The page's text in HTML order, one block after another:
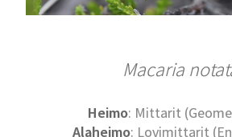
Macaria
Heimo: Mittarit
Alaheimo: Lovimittarit